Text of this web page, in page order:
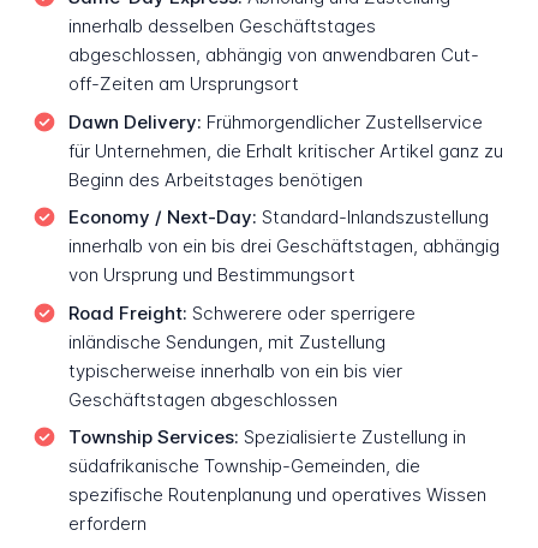
innerhalb desselben Geschäftstages
abgeschlossen, abhängig von anwendbaren Cut-
off-Zeiten am Ursprungsort
Dawn Delivery: Frühmorgendlicher Zustellservice
für Unternehmen, die Erhalt kritischer Artikel ganz zu
Beginn des Arbeitstages benötigen
Economy / Next-Day: Standard-Inlandszustellung
innerhalb von ein bis drei Geschäftstagen, abhängig
von Ursprung und Bestimmungsort
Road Freight: Schwerere oder sperrigere
inländische Sendungen, mit Zustellung
typischerweise innerhalb von ein bis vier
Geschäftstagen abgeschlossen
Township Services: Spezialisierte Zustellung in
südafrikanische Township-Gemeinden, die
spezifische Routenplanung und operatives Wissen
erfordern